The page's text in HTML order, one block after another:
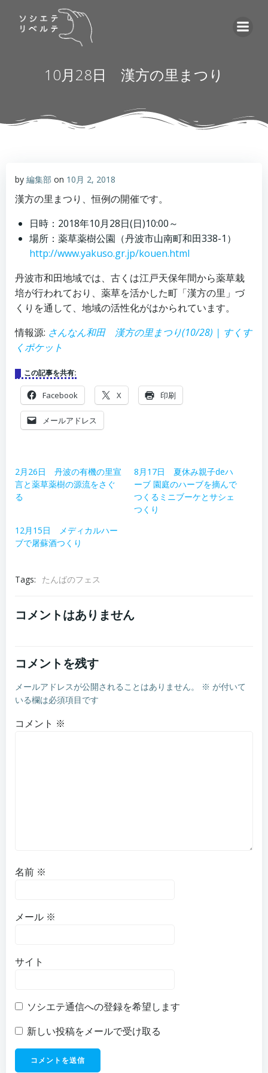
へ
キ
ッ
10月28日 漢方の里まつり
by 編集部 on 10月 2, 2018
漢方の里まつり、恒例の開催です。
日時：2018年10月28日(日)10:00～
場所：薬草薬樹公園（丹波市山南町和田338-1）
http://www.yakuso.gr.jp/kouen.html
丹波市和田地域では、古くは江戸天保年間から薬草栽
培が行われており、薬草を活かした町「漢方の里」づ
くりを通して、地域の活性化がはかられています。
情報源: さんなん和田 漢方の里まつり(10/28) | すくす
くポケット
この記事を共有:
Facebook X 印刷
メールアドレス
2月26日 丹波の有機の里宣
言と薬草薬樹の源流をさぐ
る
8月17日 夏休み親子deハ
ーブ 園庭のハーブを摘んで
つくるミニブーケとサシェ
つくり
12月15日 メディカルハー
ブで屠蘇酒つくり
Tags: たんばのフェス
コメントはありません
コメントを残す
メールアドレスが公開されることはありません。 ※ が付いて
いる欄は必須項目です
コメント ※
名前 ※
メール ※
サイト
ソシエテ通信への登録を希望します
新しい投稿をメールで受け取る